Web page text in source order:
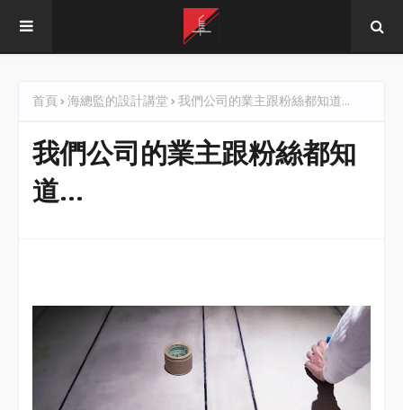
首頁 海總監的設計講堂 我們公司的業主跟粉絲都知道...
我們公司的業主跟粉絲都知
道...